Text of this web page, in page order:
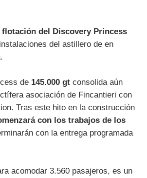
flotación del Discovery Princess
del astillero de en
de 145.000 gt consolida aún
asociación de Fincantieri con
Tras este hito en la construcción
con los trabajos de los
con la entrega programada
acomodar 3.560 pasajeros, es un